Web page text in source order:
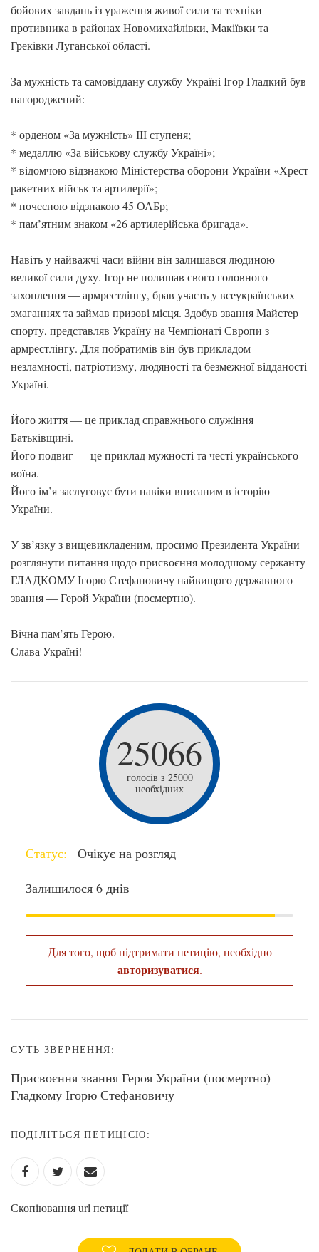
бойових завдань із ураження живої сили та техніки
противника в районах Новомихайлівки, Макіївки та
Греківки Луганської області.
За мужність та самовіддану службу Україні Ігор Гладкий був
нагороджений:
* орденом «За мужність» ІІІ ступеня;
* медаллю «За військову службу Україні»;
* відомчою відзнакою Міністерства оборони України «Хрест
ракетних військ та артилерії»;
* почесною відзнакою 45 ОАБр;
* пам’ятним знаком «26 артилерійська бригада».
Навіть у найважчі часи війни він залишався людиною
великої сили духу. Ігор не полишав свого головного
захоплення — армрестлінгу, брав участь у всеукраїнських
змаганнях та займав призові місця. Здобув звання Майстер
спорту, представляв Україну на Чемпіонаті Європи з
армрестлінгу. Для побратимів він був прикладом
незламності, патріотизму, людяності та безмежної відданості
Україні.
Його життя — це приклад справжнього служіння
Батьківщині.
Його подвиг — це приклад мужності та честі українського
воїна.
Його ім’я заслуговує бути навіки вписаним в історію
України.
У зв’язку з вищевикладеним, просимо Президента України
розглянути питання щодо присвоєння молодшому сержанту
ГЛАДКОМУ Ігорю Стефановичу найвищого державного
звання — Герой України (посмертно).
Вічна пам’ять Герою.
Слава Україні!
25066
голосів з 25000
необхідних
Статус: Очікує на розгляд
Залишилося 6 днів
Для того, щоб підтримати петицію, необхідно
авторизуватися.
СУТЬ ЗВЕРНЕННЯ:
Присвоєння звання Героя України (посмертно)
Гладкому Ігорю Стефановичу
ПОДІЛІТЬСЯ ПЕТИЦІЄЮ:
Скопіювання url петиції